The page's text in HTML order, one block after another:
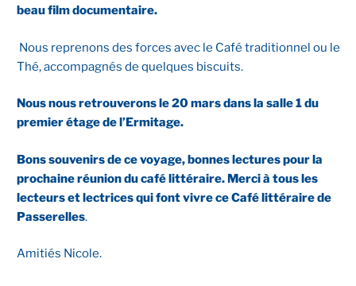
beau film documentaire.
Nous reprenons des forces avec le Café traditionnel ou le
Thé, accompagnés de quelques biscuits.
Nous nous retrouverons le 20 mars dans la salle 1 du
premier étage de l’Ermitage.
Bons souvenirs de ce voyage, bonnes lectures pour la
prochaine réunion du café littéraire. Merci à tous les
lecteurs et lectrices qui font vivre ce Café littéraire de
Passerelles.
Amitiés Nicole.